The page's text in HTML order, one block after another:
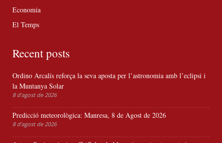
Economia
El Temps
Recent posts
Ordino Arcalís reforça la seva aposta per l’astronomia amb l’eclipsi i
la Muntanya Solar
8 d'agost de 2026
Predicció meteorològica: Manresa, 8 de Agost de 2026
8 d'agost de 2026